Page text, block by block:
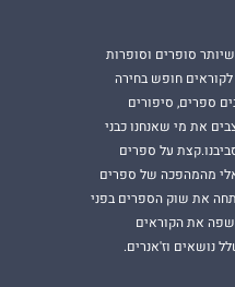
סופרים וסופרות
חופש בחירה
ספרים, סיפורים
את מי שאנחנו כבני
על ספרים
מהמהפכה של ספרים
את שוק הספרים בפני
את הקוראים
נושאים וז'אנרים.